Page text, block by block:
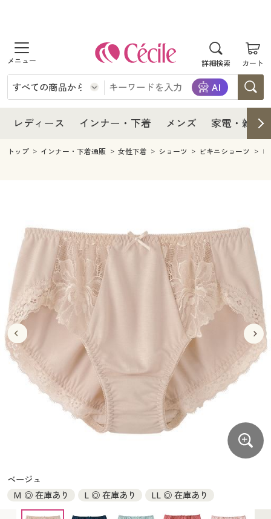
詳細検索 カート
商品を探す
レディース
レディースファッション
インナー・下着
インナー・下着通販すべて
ジュニア・ティーンズ下着
メンズ
メンズ下着
家電
キッチン・雑貨・日用品
寝具・インテリア・家具通販すべて
家具・収納
寝具・ベッド
カーテン・ラグ・ファブリック
美容・健康
美容・健康通販すべて
美容・健康・サプリメント
制服・スクール
制服・スクールすべて
制服・学生服
ジュニア・ティーンズ下着
大きいサイズ
大きいサイズ通販すべて
大きいサイズ レディース服
大きいサイズ レディース下着
大きいサイズ 事務・制服
バーゲン
バーゲンセール
シークレットセール
詳細検索
商品カテゴリ一覧
カタログ・チラシからのご注文
デジタルカタログ
レディース インナー・下着 メンズ 家電・雑貨
レディース
レディース通販すべて
レディースファッション
インナー・下着
インナー・下着通販すべて
メンズ
キッチン・雑貨・日用品
家具・収納
寝具・ベッド
カーテン・ラグ・ファブリック
美容・健康通販すべて
美容・健康・サプリメント
制服・スクール
制服・スクールすべて
制服・学生服
ジュニア・ティーンズ下着
大きいサイズ
大きいサイズ通販すべて
大きいサイズ レディース服
大きいサイズ レディース下着
大きいサイズ メンズ
バーゲン
バーゲンセール
シークレットセール
詳細検索
商品カテゴリ一覧
カタログ・チラシからのご注文
カタログ無料プレゼント
トップ インナー・下着通販 女性下着 ショーツ ビキニショーツ
ベージュ
M ◎ 在庫あり
L ◎ 在庫あり LL ◎ 在庫あり